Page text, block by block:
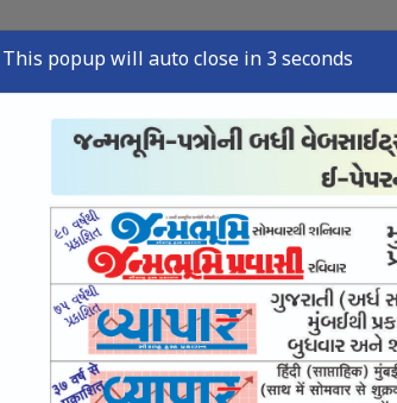
મુખ્ય સમાચાર ક્રાઇમ ન્યુઝ સ્પોર્ટ્સ ન્યુઝ
This popup will auto close in 2 seconds
ભુજ સ્વામિનારાયણ કન્યા મંદિરની 21